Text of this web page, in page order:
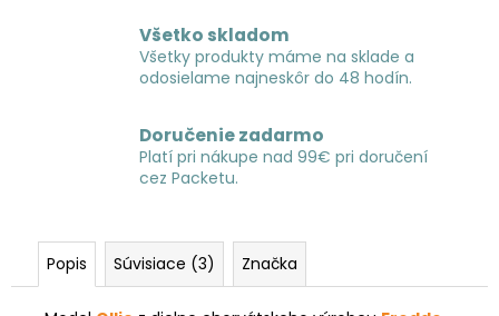
Všetko skladom
Všetky produkty máme na sklade a
odosielame najneskôr do 48 hodín.
Doručenie zadarmo
Platí pri nákupe nad 99€ pri doručení
cez Packetu.
Popis Súvisiace (3) Značka